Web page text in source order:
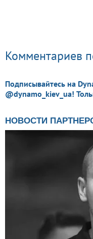
Комментариев
Подписывайтесь на
@dynamo_kiev_ua!